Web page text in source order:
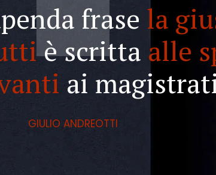
frase la
è scritta alle
ai
GIULIO ANDREOTTI